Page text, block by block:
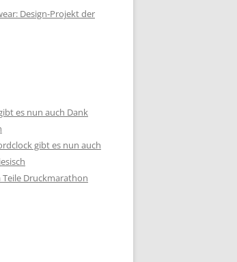
Design-Projekt der
es nun auch Dank
gibt es nun auch
Teile Druckmarathon